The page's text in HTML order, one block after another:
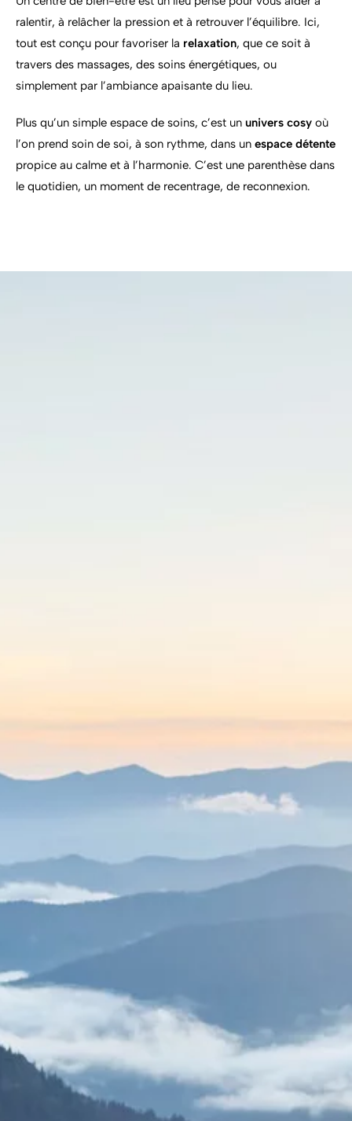
ralentir, à relâcher la pression et à retrouver l’équilibre. Ici,
tout est conçu pour favoriser la relaxation, que ce soit à
travers des massages, des soins énergétiques, ou
simplement par l’ambiance apaisante du lieu.
Plus qu’un simple espace de soins, c’est un univers cosy où
l’on prend soin de soi, à son rythme, dans un espace détente
propice au calme et à l’harmonie. C’est une parenthèse dans
le quotidien, un moment de recentrage, de reconnexion.